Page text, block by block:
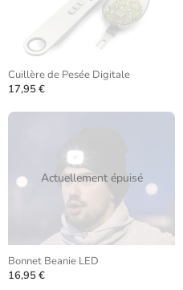
Cuillère de Pesée Digitale
17,95 €
Actuellement épuisé
Bonnet Beanie LED
16,95 €